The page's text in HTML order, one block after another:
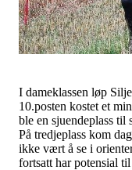
I dameklassen løp
10.posten kostet et
ble en sjuendeplass
På tredjeplass kom
ikke vært å se i
fortsatt har potensial